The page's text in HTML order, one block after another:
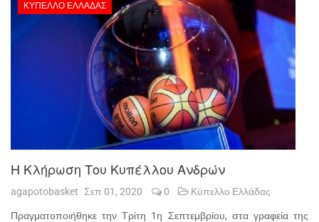
ΚΎΠΕΛΛΟ ΕΛΛΆΔΑΣ
Η Κλήρωση Του Κυπέλλου Ανδρών
agapotobasket Σεπ 01, 2020 0 Κύπελλο Ελλάδας
Πραγματοποιήθηκε την Τρίτη 1η Σεπτεμβρίου, στα γραφεία της